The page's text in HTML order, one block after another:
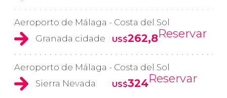
Aeroporto de Málaga - Costa del Sol
Granada cidade
US$262,8Reservar
Aeroporto de Málaga - Costa del Sol
Sierra Nevada
US$324Reservar